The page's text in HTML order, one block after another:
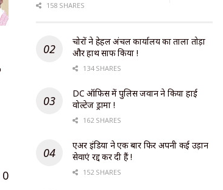
0
158 SHARES
चोरों ने हेहल अंचल कार्यालय का ताला तोड़ा
और हाथ साफ किया !
134 SHARES
DC ऑफिस में पुलिस जवान ने किया हाई
वोल्टेज ड्रामा !
162 SHARES
एअर इंडिया ने एक बार फिर अपनी कई उड़ान
सेवाएं रद्द कर दी हैं !
152 SHARES